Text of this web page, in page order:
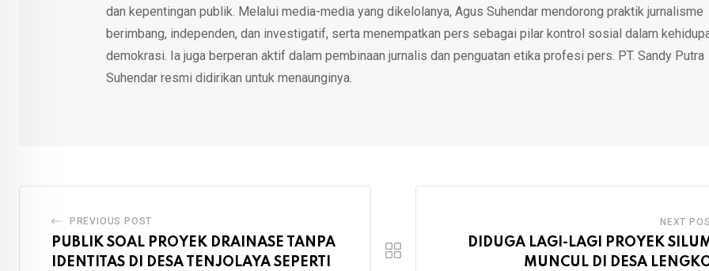
dan kepentingan publik. Melalui media-media yang dikelolanya, Agus Suhendar mendorong praktik jurnalisme
berimbang, independen, dan investigatif, serta menempatkan pers sebagai pilar kontrol sosial dalam
demokrasi. Ia juga berperan aktif dalam pembinaan jurnalis dan penguatan etika profesi pers. PT. Sandy Putra
Suhendar resmi didirikan untuk menaunginya.
PREVIOUS POST
PUBLIK SOAL PROYEK DRAINASE TANPA
IDENTITAS DI DESA TENJOLAYA SEPERTI
NEXT
DIDUGA LAGI-LAGI PROYEK
MUNCUL DI DESA